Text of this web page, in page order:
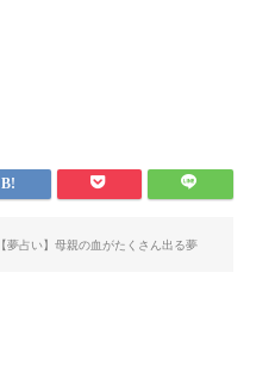
【夢占い】母親の血がたくさん出る夢